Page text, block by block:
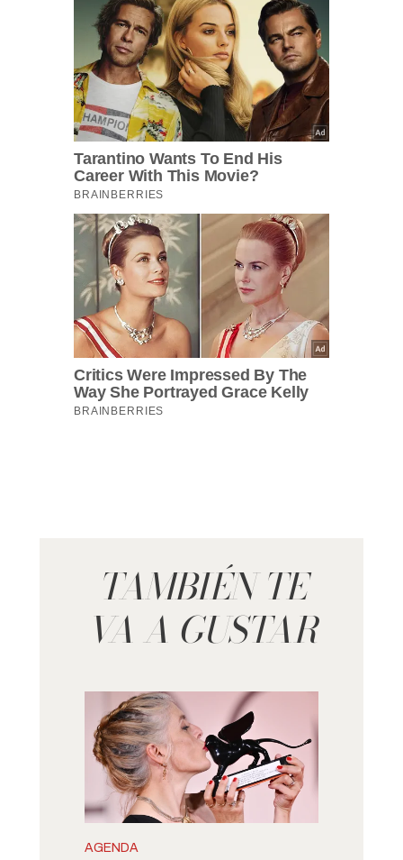
TAMBIÉN TE
VA A GUSTAR
AGENDA